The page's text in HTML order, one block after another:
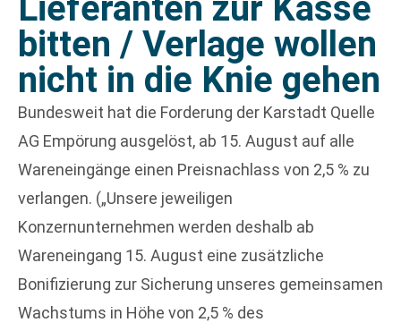
Lieferanten zur Kasse
bitten / Verlage wollen
nicht in die Knie gehen
Bundesweit hat die Forderung der Karstadt Quelle
AG Empörung ausgelöst, ab 15. August auf alle
Wareneingänge einen Preisnachlass von 2,5 % zu
verlangen. („Unsere jeweiligen
Konzernunternehmen werden deshalb ab
Wareneingang 15. August eine zusätzliche
Bonifizierung zur Sicherung unseres gemeinsamen
Wachstums in Höhe von 2,5 % des